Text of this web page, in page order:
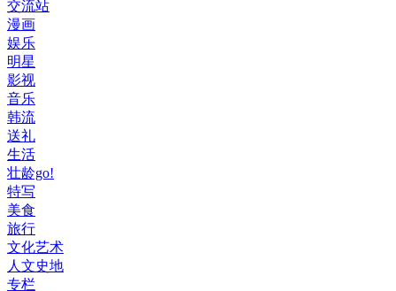
交流站
漫画
娱乐
明星
影视
音乐
韩流
送礼
生活
壮龄go!
特写
美食
旅行
文化艺术
人文史地
专栏